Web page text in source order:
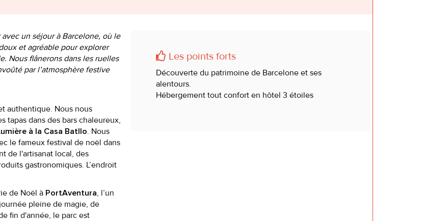
un séjour à Barcelone, où le
et agréable pour explorer
Nous flânerons dans les ruelles
par l’atmosphère festive
authentique. Nous nous
tapas dans des bars chaleureux,
à la Casa Batllo. Nous
le fameux festival de noël dans
de l'artisanat local, des
gastronomiques. L’endroit
de Noël à PortAventura, l’un
pleine de magie, de
fin d'année, le parc est
Les points forts
Découverte du patrimoine de Barcelone et ses
alentours.
Hébergement tout confort en hôtel 3 étoiles